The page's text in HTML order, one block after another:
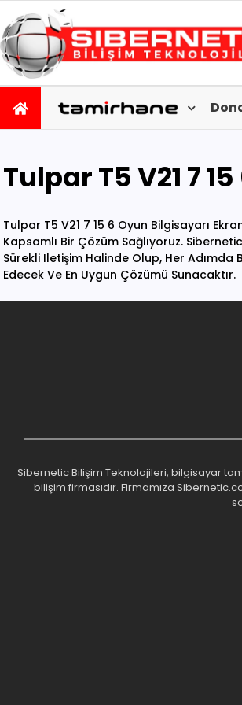
Tulpar T5 V21 7
Tulpar T5 V21 7 15 6 Oyun Bilgisayarı
Kapsamlı Bir Çözüm Sağlıyoruz.
Sürekli Iletişim Halinde Olup, Her Adımda
Edecek Ve En Uygun Çözümü Sunacaktır.
Sibernetic Bilişim Teknolojileri, bilgisayar
bilişim firmasıdır. Firmamıza